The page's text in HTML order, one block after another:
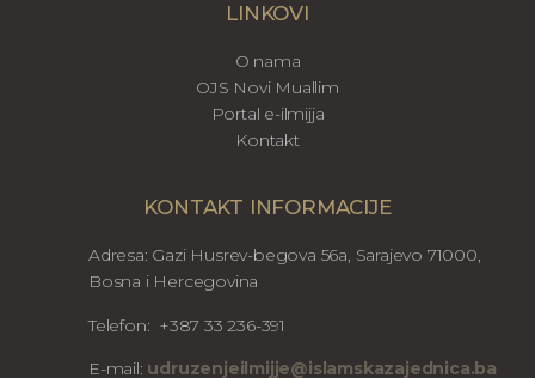
LINKOVI
O nama
OJS Novi Muallim
Portal e-ilmijja
Kontakt
KONTAKT INFORMACIJE
Adresa: Gazi Husrev-begova 56a, Sarajevo 71000,
Bosna i Hercegovina
Telefon: +387 33 236-391
E-mail: udruzenjeilmijje@islamskazajednica.ba